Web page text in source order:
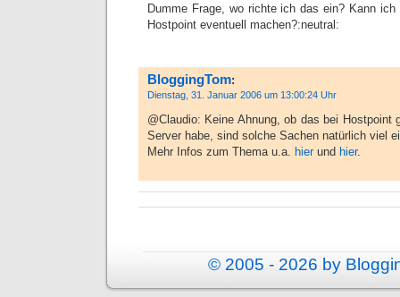
Dumme Frage, wo richte ich das ein? Kann
Hostpoint eventuell machen?:neutral:
BloggingTom:
Dienstag, 31. Januar 2006 um 13:00:24 Uhr
@Claudio: Keine Ahnung, ob das bei Hostpoint
Server habe, sind solche Sachen natürlich viel
Mehr Infos zum Thema u.a. hierund hier.
© 2005 - 2026 by